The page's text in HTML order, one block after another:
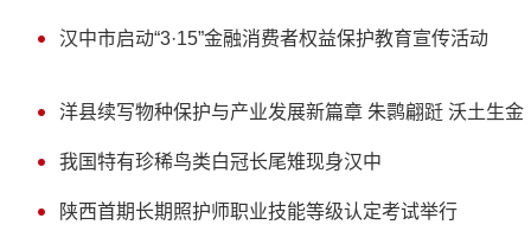
汉中市启动“3·15”金融消费者权益保护教育宣传活动
洋县续写物种保护与产业发展新篇章 朱鹮翩跹 沃土生金
我国特有珍稀鸟类白冠长尾雉现身汉中
陕西首期长期照护师职业技能等级认定考试举行